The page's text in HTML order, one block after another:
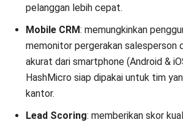
pelanggan lebih cepat.
Mobile CRM: memungkinkan
memonitor pergerakan salesperson
akurat dari smartphone (Android &
HashMicro siap dipakai untuk tim
kantor.
Lead Scoring: memberikan skor